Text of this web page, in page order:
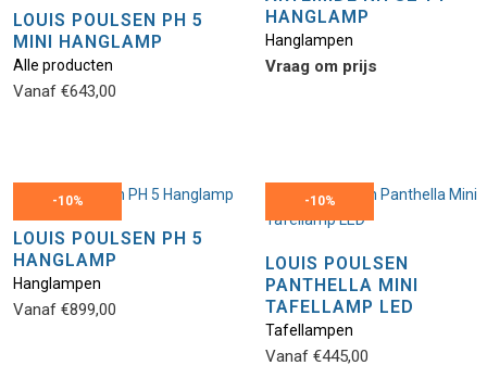
LOUIS POULSEN PH 5
MINI HANGLAMP
Alle producten
Vanaf €643,00
HANGLAMP
Hanglampen
Vraag om prijs
-10%
LOUIS POULSEN PH 5
HANGLAMP
Hanglampen
Vanaf €899,00
-10%
LOUIS POULSEN
PANTHELLA MINI
TAFELLAMP LED
Tafellampen
Vanaf €445,00